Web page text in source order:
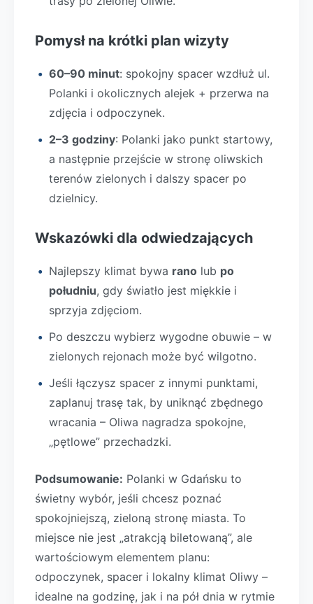
Pomysł na krótki plan wizyty
60–90 minut: spokojny spacer wzdłuż ul.
Polanki i okolicznych alejek + przerwa na
zdjęcia i odpoczynek.
2–3 godziny: Polanki jako punkt startowy,
a następnie przejście w stronę oliwskich
terenów zielonych i dalszy spacer po
dzielnicy.
Wskazówki dla odwiedzających
Najlepszy klimat bywa rano lub po
południu, gdy światło jest miękkie i
sprzyja zdjęciom.
Po deszczu wybierz wygodne obuwie – w
zielonych rejonach może być wilgotno.
Jeśli łączysz spacer z innymi punktami,
zaplanuj trasę tak, by uniknąć zbędnego
wracania – Oliwa nagradza spokojne,
„pętlowe” przechadzki.
Podsumowanie: Polanki w Gdańsku to
świetny wybór, jeśli chcesz poznać
spokojniejszą, zieloną stronę miasta. To
miejsce nie jest „atrakcją biletowaną”, ale
wartościowym elementem planu:
odpoczynek, spacer i lokalny klimat Oliwy –
idealne na godzinę, jak i na pół dnia w rytmie